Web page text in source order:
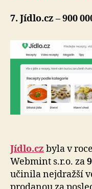
7. Jídlo.cz – 900
Jídlo.cz byla v
Webmint s.r.o. za
učinila nejdražší